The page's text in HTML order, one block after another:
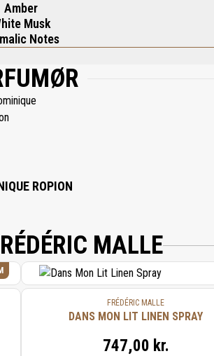
Amber
Musk
Notes
LINALOOL, LIMONENE, ANISE ALCOHOL,
TETRA-DI-T-BUTYL HYDROXYHYDROCINNAMATE.
ROPION
MALLE
FRÉDÉRIC MALLE
DANS MON LIT LINEN SPRAY
747,00 kr.